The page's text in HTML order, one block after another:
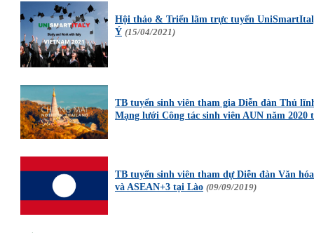
Hội thảo & Triển lãm trực tuyến
Ý (15/04/2021)
TB tuyển sinh viên tham gia Diễn đàn Thủ
Mạng lưới Công tác sinh viên AUN năm 2020
TB tuyển sinh viên tham dự Diễn đàn Văn
và ASEAN+3 tại Lào (09/09/2019)